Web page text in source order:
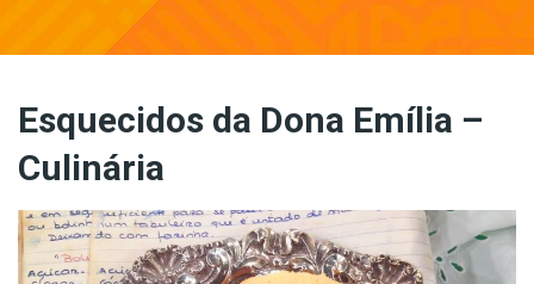
Esquecidos da Dona Emília –
Culinária